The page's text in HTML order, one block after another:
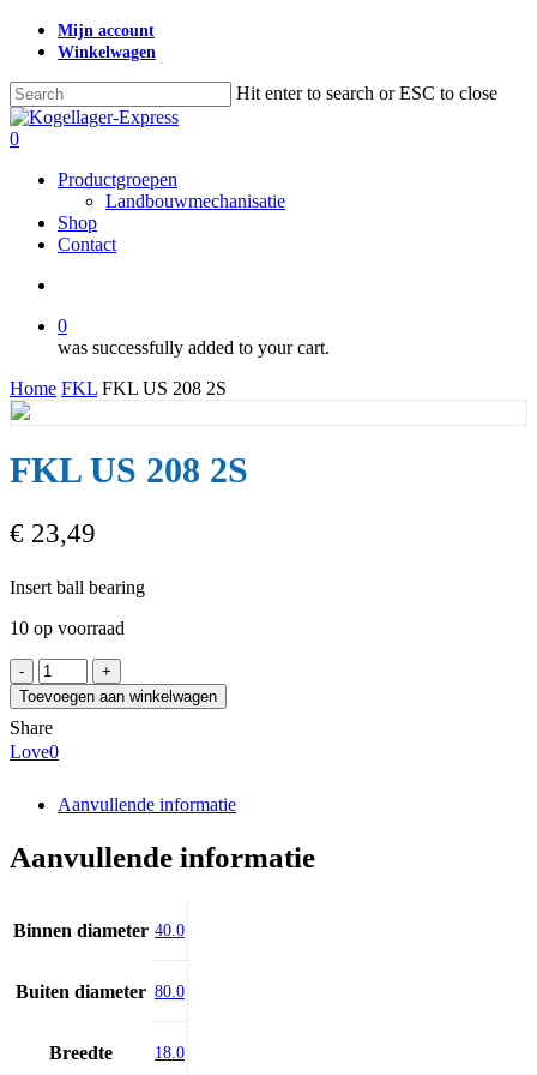
Skip
content
Mijn account
Winkelwagen
Hit enter to search or ESC to close
Close
Search
search
0
Productgroepen
Landbouwmechanisatie
Shop
Contact
0
was successfully added to your cart.
Home FKL FKL US 208 2S
FKL US 208 2S
€ 23,49
Insert ball bearing
10 op voorraad
FKL
US
208
2S
aantal
Toevoegen aan winkelwagen
Share
Love0
Aanvullende informatie
Aanvullende informatie
Binnen diameter 40.0
Buiten diameter 80.0
Breedte 18.0